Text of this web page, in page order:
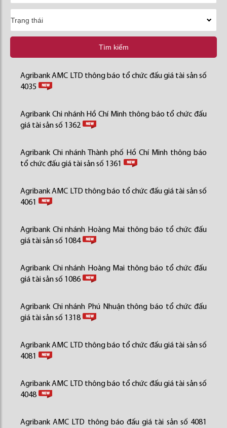
Tìm kiếm
Agribank AMC LTD thông báo tổ chức đấu giá tài sản số
4035
Agribank Chi nhánh Hồ Chí Minh thông báo tổ chức đấu
giá tài sản số 1362
Agribank Chi nhánh Thành phố Hồ Chí Minh thông báo
tổ chức đấu giá tài sản số 1361
Agribank AMC LTD thông báo tổ chức đấu giá tài sản số
4061
Agribank Chi nhánh Hoàng Mai thông báo tổ chức đấu
giá tài sản số 1084
Agribank Chi nhánh Hoàng Mai thông báo tổ chức đấu
giá tài sản số 1086
Agribank Chi nhánh Phú Nhuận thông báo tổ chức đấu
giá tài sản số 1318
Agribank AMC LTD thông báo tổ chức đấu giá tài sản số
4081
Agribank AMC LTD thông báo tổ chức đấu giá tài sản số
4048
Agribank AMC LTD thông báo đấu giá tài sản số 4081